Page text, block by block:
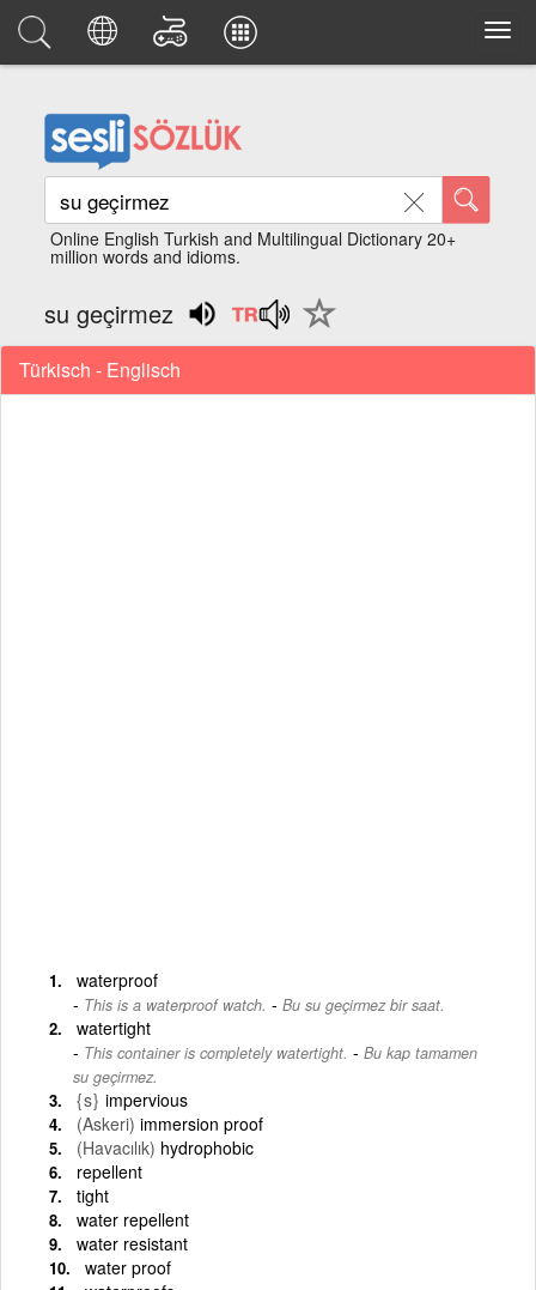
Online English Turkish and Multilingual Dictionary 20+
million words and idioms.
su geçirmez
Türkisch - Englisch
waterproof
This is a waterproof watch. - Bu su geçirmez bir saat.
watertight
This container is completely watertight. - Bu kap tamamen
su geçirmez.
{s} impervious
(Askeri) immersion proof
(Havacılık) hydrophobic
repellent
tight
water repellent
water resistant
water proof